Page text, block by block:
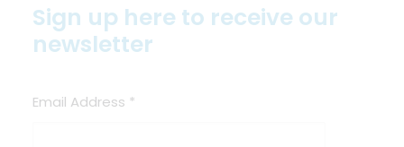
Sign up here to receive our
newsletter
Email Address *